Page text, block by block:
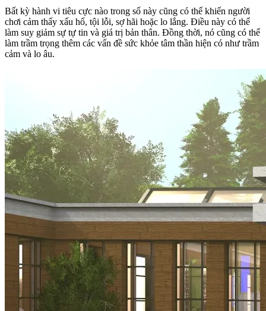
Bất kỳ hành vi tiêu cực nào trong số này cũng có thể khiến người
chơi cảm thấy xấu hổ, tội lỗi, sợ hãi hoặc lo lắng. Điều này có thể
làm suy giảm sự tự tin và giá trị bản thân. Đồng thời, nó cũng có thể
làm trầm trọng thêm các vấn đề sức khỏe tâm thần hiện có như trầm
cảm và lo âu.